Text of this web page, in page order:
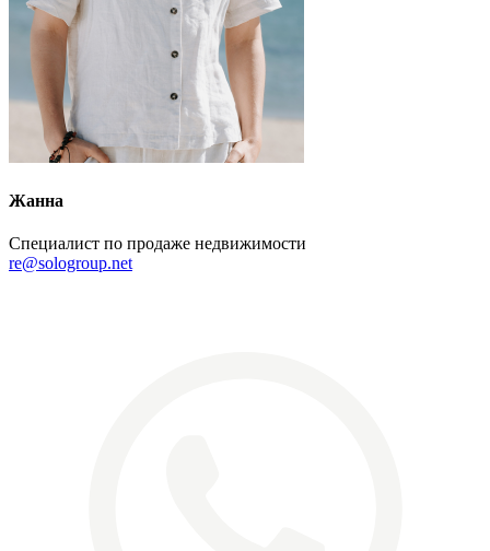
Жанна
Специалист по продаже недвижимости
re@sologroup.net